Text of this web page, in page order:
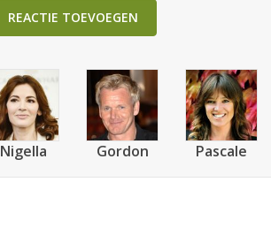
REACTIE TOEVOEGEN
Nigella Gordon Pascale